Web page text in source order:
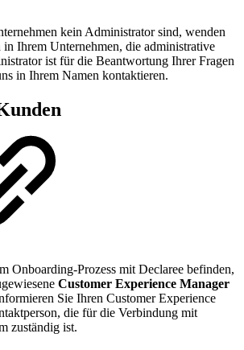
kein Administrator sind, wenden
in Ihrem Unternehmen, die administrative
ist für die Beantwortung Ihrer Fragen
in Ihrem Namen kontaktieren.
Onboarding-Prozess mit Declaree befinden,
Customer Experience Manager
Sie Ihren Customer Experience
die für die Verbindung mit
zuständig ist.